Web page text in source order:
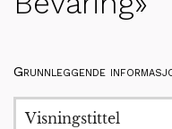
Grunnleggende
Visningstittel